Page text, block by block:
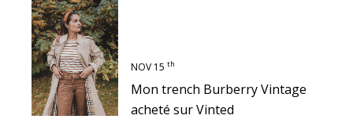
NOV 15 th
Mon trench Burberry Vintage
acheté sur Vinted